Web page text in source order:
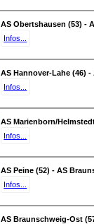
AS Obertshausen (53) -
Infos...
AS Hannover-Lahe (46)
Infos...
AS Marienborn/
Infos...
AS Peine (52) - AS
Infos...
AS Braunschweig-Ost